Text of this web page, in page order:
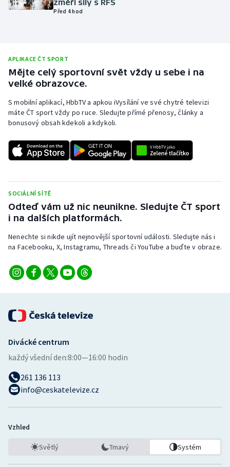
Plavání
Plážový volejbal
Ragby
Rychlobruslení
Short track
Sportovní střelba
Stolní tenis
Triatlon
Veslování
Vodní slalom
Volejbal
změří síly s RFS
Před 4 hod
APLIKACE ČT SPORT
Mějte celý sportovní svět vždy u sebe i na
velké obrazovce.
S mobilní aplikací, HbbTV a apkou iVysílání ve své chytré televizi
máte ČT sport vždy po ruce. Sledujte přímé přenosy, články a
bonusový obsah kdekoli a kdykoli.
SOCIÁLNÍ SÍTĚ
Odteď vám už nic neunikne. Sledujte ČT sport
i na dalších platformách.
Nenechte si nikde ujít nejnovější sportovní události. Sledujte nás i
na Facebooku, X, Instagramu, Threads či YouTube a buďte v obraze.
Divácké centrum
každý všední den:8:00—16:00 hodin
261 136 113
info@ceskatelevize.cz
Vzhled
Světlý Tmavý Systém